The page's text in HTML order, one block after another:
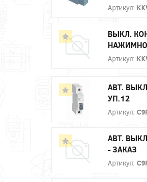
Артикул:
ВЫКЛ.
Артикул:
АВТ.
УП.12
Артикул:
АВТ.
- ЗАКАЗ
Артикул: